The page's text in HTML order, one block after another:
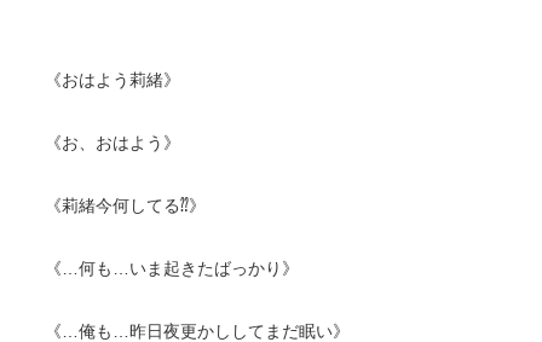
《おはよう莉緒》
《お、おはよう》
《莉緒今何してる⁇》
《…何も…いま起きたばっかり》
《…俺も…昨日夜更かししてまだ眠い》